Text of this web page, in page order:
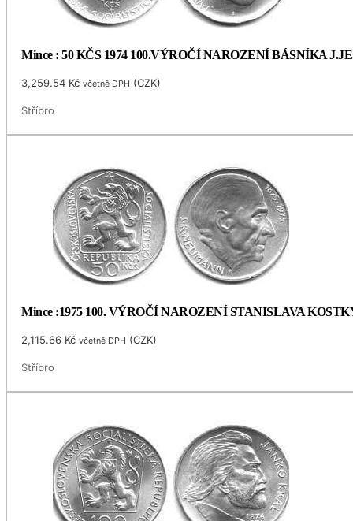
Mince : 50 KČS 1974 100.VÝROČÍ NAROZENÍ BÁSNÍKA
3,259.54 Kč včetně DPH (CZK)
Stříbro
Mince :1975 100. VÝROČÍ NAROZENÍ STANISLAVA
2,115.66 Kč včetně DPH (CZK)
Stříbro